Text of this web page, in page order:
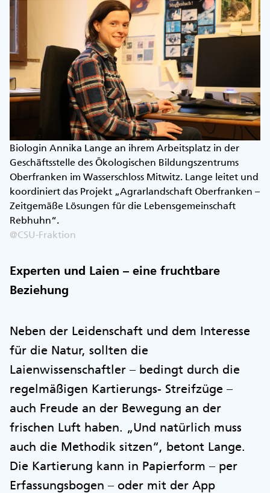
Biologin Annika Lange an ihrem Arbeitsplatz in der
Geschäftsstelle des Ökologischen Bildungszentrums
Oberfranken im Wasserschloss Mitwitz. Lange leitet und
koordiniert das Projekt „Agrarlandschaft Oberfranken –
Zeitgemäße Lösungen für die Lebensgemeinschaft
Rebhuhn“.
@CSU-Fraktion
Experten und Laien – eine fruchtbare
Beziehung
Neben der Leidenschaft und dem Interesse
für die Natur, sollten die
Laienwissenschaftler – bedingt durch die
regelmäßigen Kartierungs- Streifzüge –
auch Freude an der Bewegung an der
frischen Luft haben. „Und natürlich muss
auch die Methodik sitzen“, betont Lange.
Die Kartierung kann in Papierform – per
Erfassungsbogen – oder mit der App